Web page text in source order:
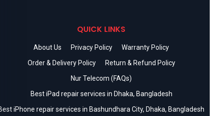
QUICK LINKS
About Us Privacy Policy
Warranty Policy
Order & Delivery Policy
Return & Refund Policy
Nur Telecom (FAQs)
Best iPad repair services in Dhaka, Bangladesh
iPhone repair services in Bashundhara City, Dhaka, Bangladesh